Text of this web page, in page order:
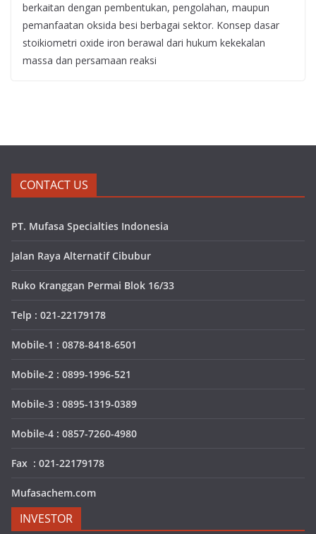
berkaitan dengan pembentukan, pengolahan, maupun
pemanfaatan oksida besi berbagai sektor. Konsep dasar
stoikiometri oxide iron berawal dari hukum kekekalan
massa dan persamaan reaksi
CONTACT US
PT. Mufasa Specialties Indonesia
Jalan Raya Alternatif Cibubur
Ruko Kranggan Permai Blok 16/33
Telp : 021-22179178
Mobile-1 : 0878-8418-6501
Mobile-2 : 0899-1996-521
Mobile-3 : 0895-1319-0389
Mobile-4 : 0857-7260-4980
Fax : 021-22179178
Mufasachem.com
INVESTOR